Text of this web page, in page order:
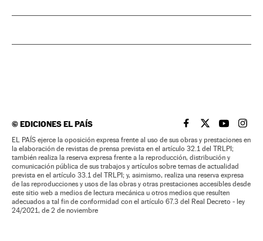
©EDICIONES EL PAÍS EL PAÍS BRASIL EN
EL PAÍSEL PAÍS
EL
EL PAÍS ejerce la oposición expresa frente al uso de sus obras y prestaciones en
la elaboración de revistas de prensa prevista en el artículo 32.1 del TRLPI;
también realiza la reserva expresa frente a la reproducción, distribución y
comunicación pública de sus trabajos y artículos sobre temas de actualidad
prevista en el artículo 33.1 del TRLPI; y, asimismo, realiza una reserva expresa
de las reproducciones y usos de las obras y otras prestaciones accesibles desde
este sitio web a medios de lectura mecánica u otros medios que resulten
adecuados a tal fin de conformidad con el artículo 67.3 del Real Decreto - ley
24/2021, de 2 de noviembre